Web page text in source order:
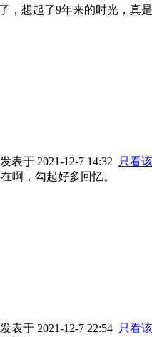
，想起了9年来的时光，真
表于 2021-12-7 14:32
只看
啊，勾起好多回忆。
表于 2021-12-7 22:54 只看